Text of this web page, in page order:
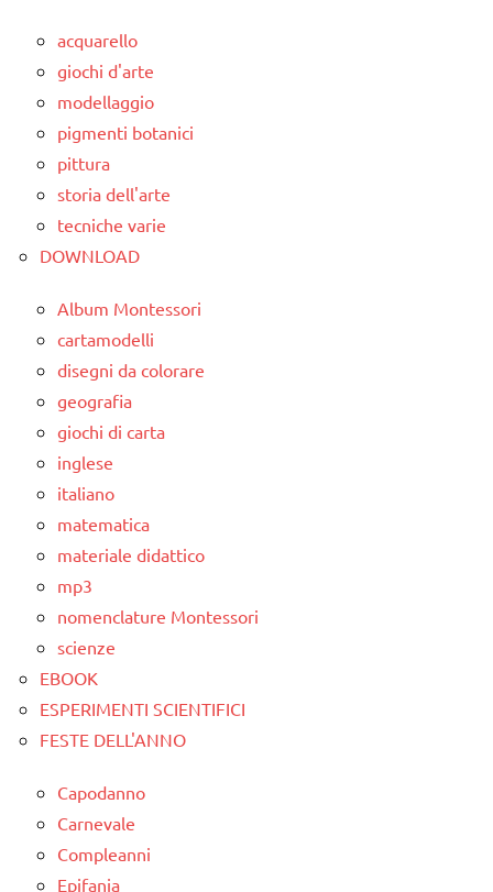
acquarello
giochi d'arte
modellaggio
pigmenti botanici
pittura
storia dell'arte
tecniche varie
DOWNLOAD
Album Montessori
cartamodelli
disegni da colorare
geografia
giochi di carta
inglese
italiano
matematica
materiale didattico
mp3
nomenclature Montessori
scienze
EBOOK
ESPERIMENTI SCIENTIFICI
FESTE DELL'ANNO
Capodanno
Carnevale
Compleanni
Epifania